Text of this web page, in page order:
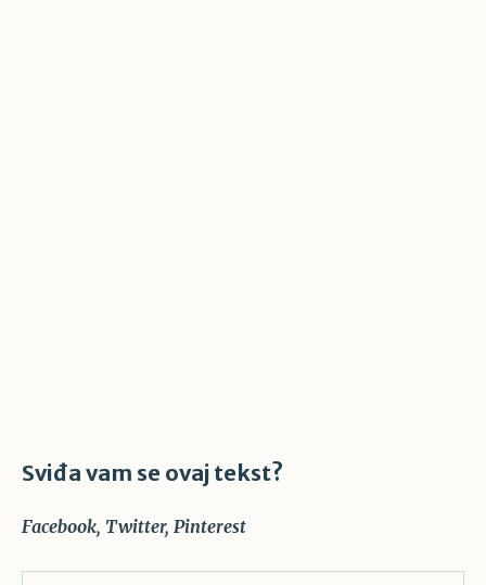
Sviđa vam se ovaj tekst?
Facebook Twitter Pinterest